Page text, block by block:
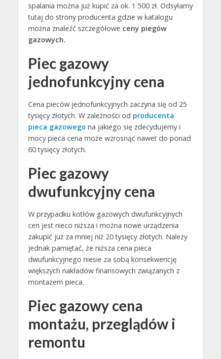
spalania można już kupić za ok. 1 500 zł. Odsyłamy
tutaj do strony producenta gdzie w katalogu
można znaleźć szczegółowe ceny piegów
gazowych.
Piec gazowy
jednofunkcyjny cena
Cena pieców jednofunkcyjnych zaczyna się od 25
tysięcy złotych. W zależności od producenta
pieca gazowego na jakiego się zdecydujemy i
mocy pieca cena może wzrosnąć nawet do ponad
60 tysięcy złotych.
Piec gazowy
dwufunkcyjny cena
W przypadku kotłów gazowych dwufunkcyjnych
cen jest nieco niższa i można nowe urządzenia
zakupić już za mniej niż 20 tysięcy złotych. Należy
jednak pamiętać, że niższa cena pieca
dwufunkcyjnego niesie za sobą konsekwencję
większych nakładów finansowych związanych z
montażem pieca.
Piec gazowy cena
montażu, przeglądów i
remontu